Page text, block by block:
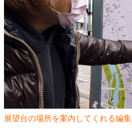
展望台の場所を案内してくれる編